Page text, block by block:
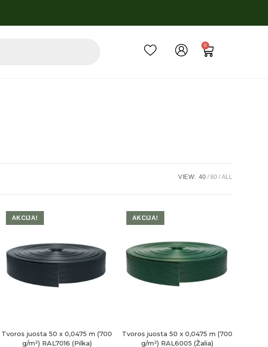
0
VIEW: 40 80 ALL
AKCIJA!
Tvoros juosta 50 x 0,0475 m (700
g/m²) RAL7016 (Pilka)
AKCIJA!
Tvoros juosta 50 x 0,0475 m (700
g/m²) RAL6005 (Žalia)